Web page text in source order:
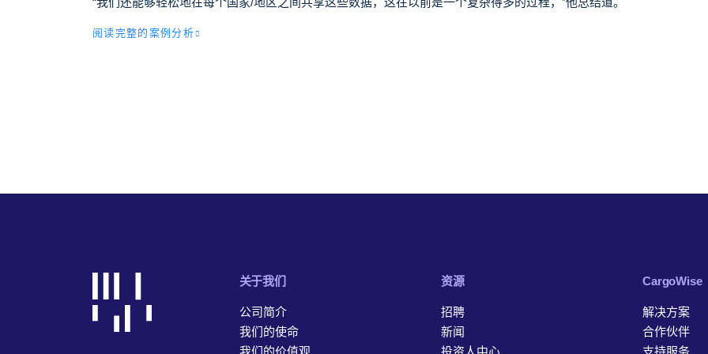
阅读完整的案例分析
关于我们
公司简介
我们的使命
我们的价值观
资源
招聘
新闻
投资人中心
‎CargoWise
解决方案
合作伙伴
支持服务